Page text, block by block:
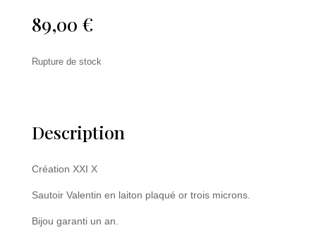
89,00 €
Rupture de stock
Description
Création XXI X
Sautoir Valentin en laiton plaqué or trois microns.
Bijou garanti un an.